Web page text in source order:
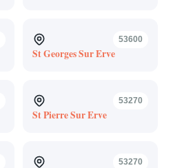
53600
St Georges Sur Erve
53270
St Pierre Sur Erve
53270